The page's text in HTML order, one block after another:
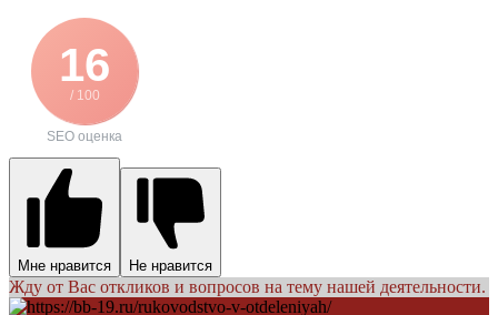
16
/ 100
SEO оценка
Мне нравится Не нравится
Жду от Вас откликов и вопросов на тему нашей деятельности.